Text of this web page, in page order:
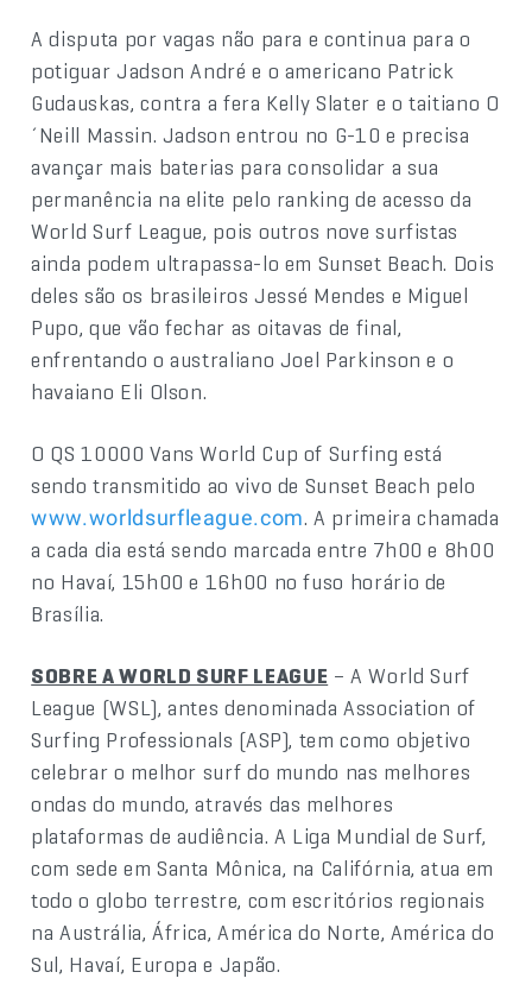
A disputa por vagas não para e continua para o
potiguar Jadson André e o americano Patrick
Gudauskas, contra a fera Kelly Slater e o taitiano O
´Neill Massin. Jadson entrou no G-10 e precisa
avançar mais baterias para consolidar a sua
permanência na elite pelo ranking de acesso da
World Surf League, pois outros nove surfistas
ainda podem ultrapassa-lo em Sunset Beach. Dois
deles são os brasileiros Jessé Mendes e Miguel
Pupo, que vão fechar as oitavas de final,
enfrentando o australiano Joel Parkinson e o
havaiano Eli Olson.
O QS 10000 Vans World Cup of Surfing está
sendo transmitido ao vivo de Sunset Beach pelo
www.worldsurfleague.com. A primeira chamada
a cada dia está sendo marcada entre 7h00 e 8h00
no Havaí, 15h00 e 16h00 no fuso horário de
Brasília.
SOBRE A WORLD SURF LEAGUE – A World Surf
League (WSL), antes denominada Association of
Surfing Professionals (ASP), tem como objetivo
celebrar o melhor surf do mundo nas melhores
ondas do mundo, através das melhores
plataformas de audiência. A Liga Mundial de Surf,
com sede em Santa Mônica, na Califórnia, atua em
todo o globo terrestre, com escritórios regionais
na Austrália, África, América do Norte, América do
Sul, Havaí, Europa e Japão.